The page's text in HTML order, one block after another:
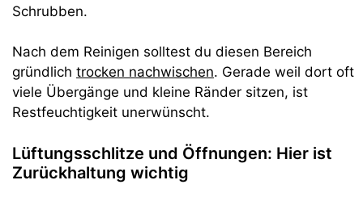
Schrubben.
Nach dem Reinigen solltest du diesen Bereich
gründlich trocken nachwischen. Gerade weil dort oft
viele Übergänge und kleine Ränder sitzen, ist
Restfeuchtigkeit unerwünscht.
Lüftungsschlitze und Öffnungen: Hier ist
Zurückhaltung wichtig